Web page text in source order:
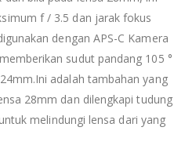
f / 3.5 dan jarak fokus
dengan APS-C Kamera
sudut pandang 105 °
adalah tambahan yang
28mm dan dilengkapi tudung
melindungi lensa dari yang